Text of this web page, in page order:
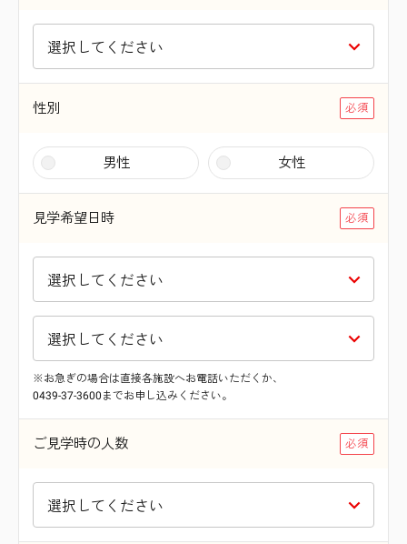
性別
男性 女性
見学希望日時
※お急ぎの場合は直接各施設へお電話いただくか、
0439-37-3600までお申し込みください。
ご見学時の人数